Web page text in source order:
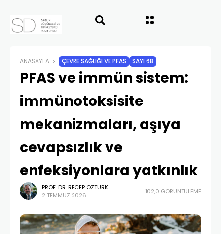
ANASAYFA ÇEVRE SAĞLIĞI VE PFAS SAYI 68
PFAS ve immün sistem:
immünotoksisite
mekanizmaları, aşıya
cevapsızlık ve
enfeksiyonlara yatkınlık
PROF. DR. RECEP ÖZTÜRK
2 TEMMUZ 2026
102,0 GÖRÜNTÜLEME